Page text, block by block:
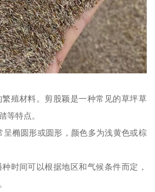
殖材料。剪股颖是一种常见的草坪草
等特点。
呈椭圆形或圆形，颜色多为浅黄色或棕
时间可以根据地区和气候条件而定，